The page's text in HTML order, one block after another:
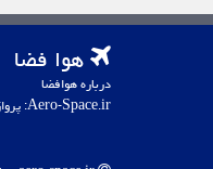
هوا فضا
درباره هوافضا
Aero-Space.ir: پرواز در دنیای دانش و فناوری های هوایی و فضایی، از زمین تا کهکشان